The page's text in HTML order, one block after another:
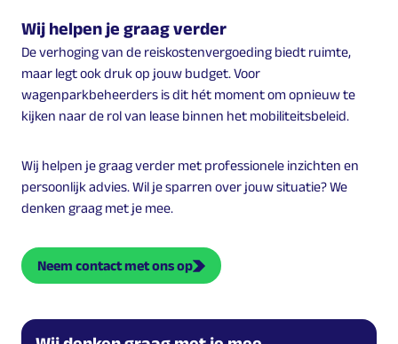
Wij helpen je graag verder
De verhoging van de reiskostenvergoeding biedt ruimte,
maar legt ook druk op jouw budget. Voor
wagenparkbeheerders is dit hét moment om opnieuw te
kijken naar de rol van lease binnen het mobiliteitsbeleid.
Wij helpen je graag verder met professionele inzichten en
persoonlijk advies. Wil je sparren over jouw situatie? We
denken graag met je mee.
Neem contact met ons op